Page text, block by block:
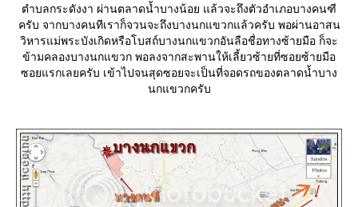
ตำบลกระดังงา ผ่านตลาดน้ำบางน้อย แล้วจะถึงตัวอำเภอบางคนฑี
ครับ จากบางคนทีเราก็จวนจะถึงบางนกแขวกแล้วครับ พอผ่านอาสน
วิหารแม่พระบังเกิดหรือโบสถ์บางนกแขวกอันลือชื่อทางซ้ายมือ ก็จะ
ข้ามคลองบางนกแขวก พอลงจากสะพานให้เลี้ยวซ้ายที่ซอยซ้ายมือ
ซอยแรกเลยครับ เข้าไปจนสุดซอยจะเป็นที่จอดรถของตลาดน้ำบาง
นกแขวกครับ